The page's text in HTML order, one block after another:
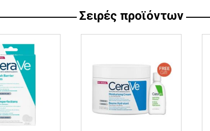
Σειρές προϊόντων